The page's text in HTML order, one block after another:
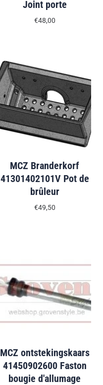
Joint porte
€48,00
MCZ Branderkorf
41301402101V Pot de
brûleur
€49,50
MCZ ontstekingskaars
41450902600 Faston
bougie d'allumage